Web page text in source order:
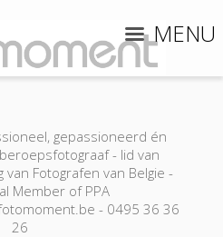
MENU
gepassioneerd én
- lid van
Fotografen van Belgie -
Member of PPA
- 0495 36 36
26